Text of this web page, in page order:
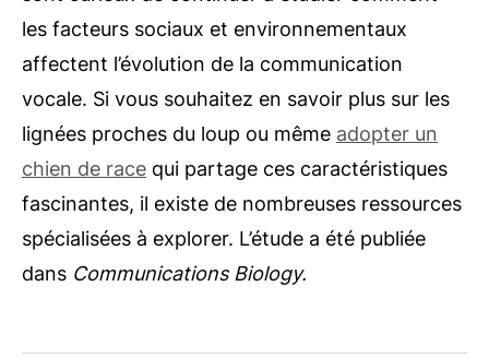
les facteurs sociaux et environnementaux
affectent l’évolution de la communication
vocale. Si vous souhaitez en savoir plus sur les
lignées proches du loup ou même adopter un
chien de race qui partage ces caractéristiques
fascinantes, il existe de nombreuses ressources
spécialisées à explorer. L’étude a été publiée
dans Communications Biology.